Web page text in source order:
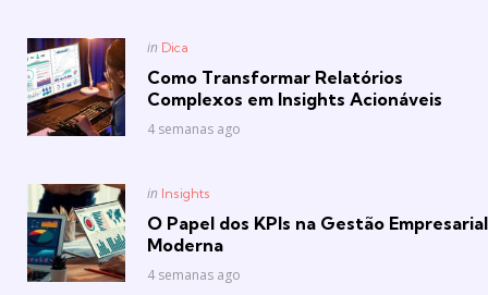
Posted
in Dica
Como Transformar Relatórios
Complexos em Insights Acionáveis
4 semanas ago
Posted
in Insights
O Papel dos KPIs na Gestão Empresarial
Moderna
4 semanas ago